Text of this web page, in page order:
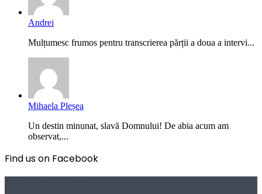
Andrei
Mulțumesc frumos pentru transcrierea părții a doua a intervi...
Mihaela Pleșea
Un destin minunat, slavă Domnului! De abia acum am
observat,...
Find us on Facebook